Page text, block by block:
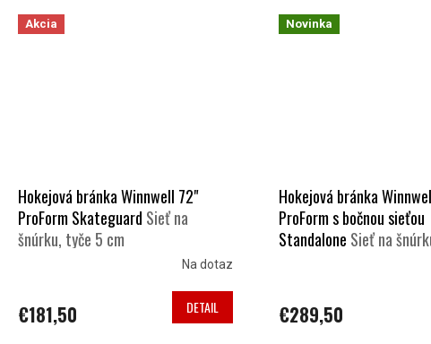
Akcia
Hokejová bránka Winnwell 72"
ProForm Skateguard Sieť na
šnúrku, tyče 5 cm
Na dotaz
€181,50 DETAIL
Novinka
Hokejová bránka
ProForm s bočnou sieťou
Standalone Sieť na
€289,50